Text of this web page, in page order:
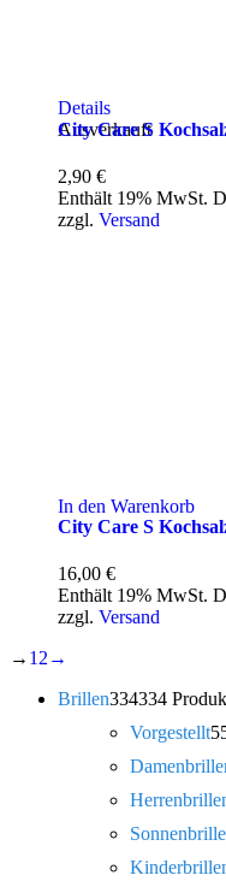
Details
Ausverkauft
City Care S
2,90 €
Enthält 19% MwSt.
zzgl. Versand
In den Warenkorb
City Care S
16,00 €
Enthält 19% MwSt.
zzgl. Versand
→ 1 2 →
Brillen334334
Vorgestellt5